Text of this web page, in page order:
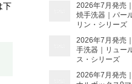
下
2026年7月発売
焼手洗器｜パー
リン・シリーズ
2026年7月発売
手洗器｜リュー
ス・シリーズ
2026年7月発売